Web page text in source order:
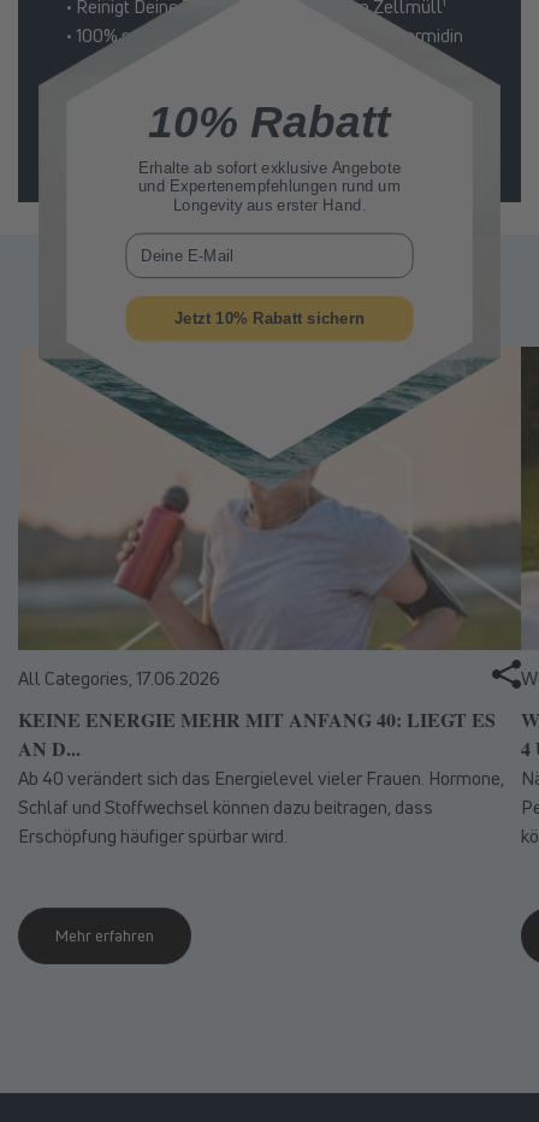
• Reinigt Deine Zellen von schädlichem Zellmüll¹
• 100% natürliches & klinisch getestetes² Spermidin
Jetzt kaufen
Ähnliche Beitrage
All Categories, 17.06.2026
KEINE ENERGIE MEHR MIT ANFANG 40: LIEGT ES
AN D...
Ab 40 verändert sich das Energielevel vieler Frauen. Hormone,
Schlaf und Stoffwechsel können dazu beitragen, dass
Erschöpfung häufiger spürbar wird.
Mehr erfahren
4
10% Rabatt
Erhalte ab sofortexklusive Angebote
und Expertenempfehlungen rund um
Longevity aus erster Hand.
E-Mail
Jetzt 10% Rabatt sichern